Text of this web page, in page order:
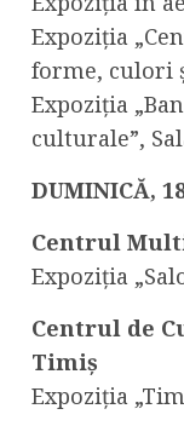
Expoziția
forme, culori
Expoziția
culturale”,
DUMINICĂ,
Centrul
Expoziția
Centrul de
Timiș
Expoziția